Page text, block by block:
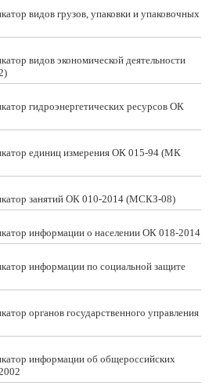
видов грузов, упаковки и упаковочных
видов экономической деятельности
гидроэнергетических ресурсов ОК
единиц измерения ОК 015-94 (МК
занятий ОК 010-2014 (МСКЗ-08)
информации о населении ОК 018-2014
информации по социальной защите
органов государственного управления
информации об общероссийских